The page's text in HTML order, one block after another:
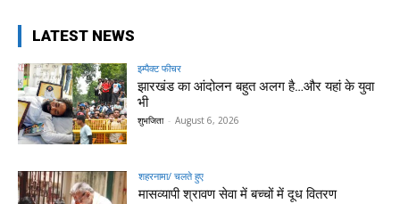
LATEST NEWS
इम्पैक्ट फीचर
झारखंड का आंदोलन बहुत अलग है…और यहां के युवा
भी
शुभजिता - August 6, 2026
शहरनामा/ चलते हुए
मासव्यापी श्रावण सेवा में बच्चों में दूध वितरण